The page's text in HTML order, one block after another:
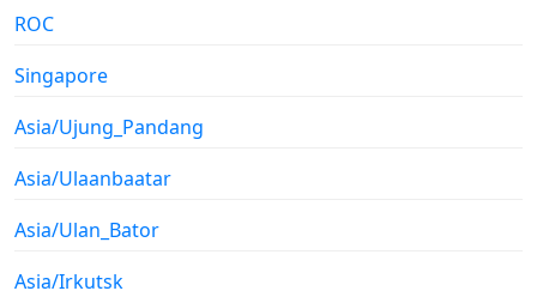
ROC
Singapore
Asia/Ujung_Pandang
Asia/Ulaanbaatar
Asia/Ulan_Bator
Asia/Irkutsk